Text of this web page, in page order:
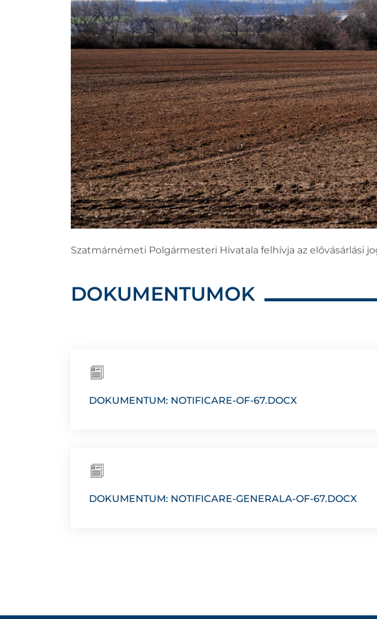
Szatmárnémeti Polgármesteri Hivatala felhívja az elővásárlási
DOKUMENTUMOK
DOKUMENTUM: NOTIFICARE-OF-67.DOCX
DOKUMENTUM: NOTIFICARE-GENERALA-OF-67.DOCX